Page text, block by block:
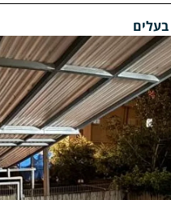
בעלים